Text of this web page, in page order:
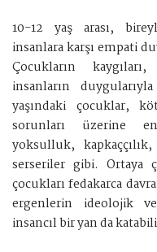
10-12 yaş arası,
insanlara karşı empati
Çocukların
insanların
yaşındaki çocuklar,
sorunları üzerine
yoksulluk,
serseriler gibi. Ortaya
çocukları fedakarca
ergenlerin ideolojik
insancıl bir yan da